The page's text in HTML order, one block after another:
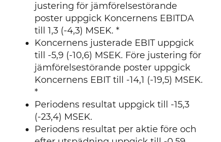
justering för jämförelsestörande
poster uppgick Koncernens EBITDA
till 1,3 (-4,3) MSEK. *
Koncernens justerade EBIT uppgick
till -5,9 (-10,6) MSEK. Före justering för
jämförelsestörande poster uppgick
Koncernens EBIT till -14,1 (-19,5) MSEK.
*
Periodens resultat uppgick till -15,3
(-23,4) MSEK.
Periodens resultat per aktie före och